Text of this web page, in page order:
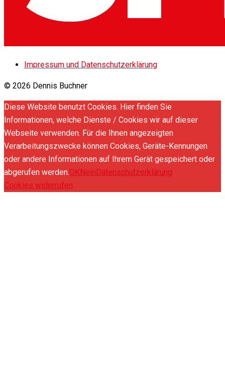
Impressum und Datenschutzerklärung
© 2026 Dennis Buchner
Diese Website benutzt Cookies. Hier finden Sie
Informationen, welche Dienste / Cookies wir auf dieser
Webseite verwenden. Für die Ihnen angezeigten
Verarbeitungszwecke können Cookies, Geräte-Kennungen
oder andere Informationen auf Ihrem Gerät gespeichert oder
abgerufen werden.OKNeinDatenschutzerklärung
Cookies widerrufen